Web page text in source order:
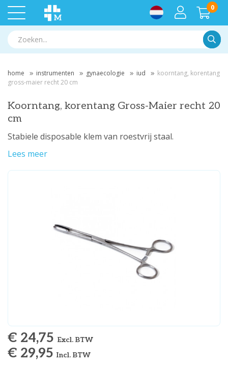
0
home instrumenten gynaecologie iud
koorntang, korentang
gross-maier recht 20 cm
Koorntang, korentang Gross-Maier recht 20
cm
Stabiele disposable klem van roestvrij staal.
Lees meer
€ 24,75 Excl. BTW
€ 29,95 Incl. BTW